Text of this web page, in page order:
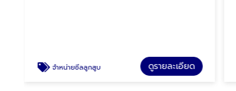
จำหน่ายซีลลูกสูบ ดูรายละเอียด